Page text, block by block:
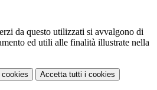
da questo utilizzati si avvalgono di
ed utili alle finalità illustrate nella
cookies Accetta tutti i cookies